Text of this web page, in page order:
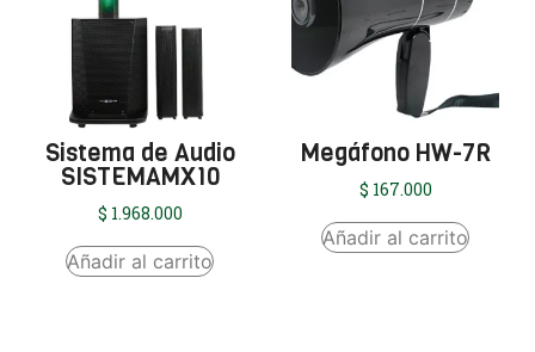
Sistema de Audio
SISTEMAMX10
$ 1.968.000
Añadir al carrito
Megáfono HW-7R
$ 167.000
Añadir al carrito